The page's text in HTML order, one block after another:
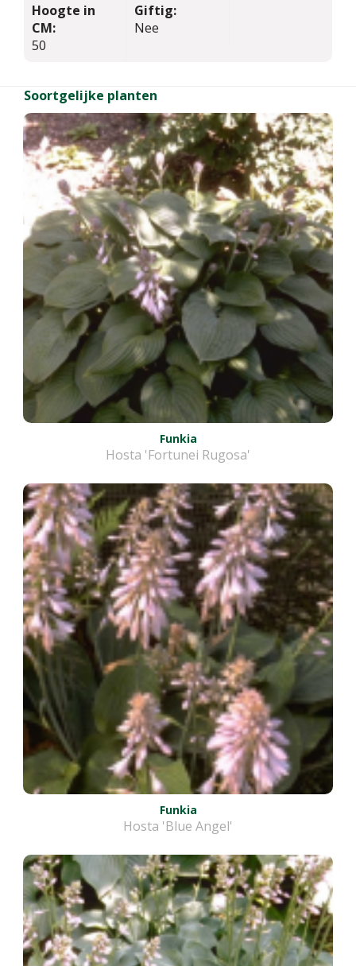
Hoogte in
CM:
50
Giftig:
Nee
Soortgelijke planten
Funkia
Hosta 'Fortunei Rugosa'
Funkia
Hosta 'Blue Angel'